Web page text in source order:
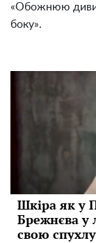
«Обожнюю
боку».
Шкіра як у
Брежнєва у
свою